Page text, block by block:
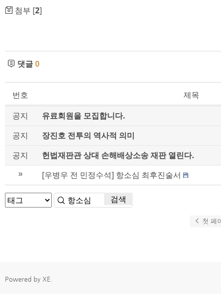
첨부 [2]
댓글0
번호
제목
공지
유료회원을 모집합니다.
공지
장진호 전투의 역사적 의미
공지
헌법재판관 상대 손해배상소송 재판 열린다.
» [우병우 전 민정수석] 항소심 최후진술서
검색
첫 페
Powered by XE